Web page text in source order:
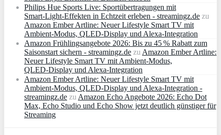
Philips Hue Sports Live: Sportübertragungen mit
Smart‑Light‑Effekten in Echtzeit erleben - streamingz.de zu
Amazon Ember Artline: Neuer Lifestyle Smart TV mit
Ambient‑Modus, QLED‑Display und Alexa‑Integration
Amazon Frühlingsangebote 2026: Bis zu 45 % Rabatt zum
Saisonstart sichern - streamingz.de zu Amazon Ember Artline:
Neuer Lifestyle Smart TV mit Ambient‑Modus,
QLED‑Display und Alexa‑Integration
Amazon Ember Artline: Neuer Lifestyle Smart TV mit
Ambient‑Modus, QLED‑Display und Alexa‑Integration -
streamingz.de zu Amazon Echo Angebote 2026: Echo Dot
Max, Echo Studio und Echo Show jetzt deutlich günstiger für
Streaming